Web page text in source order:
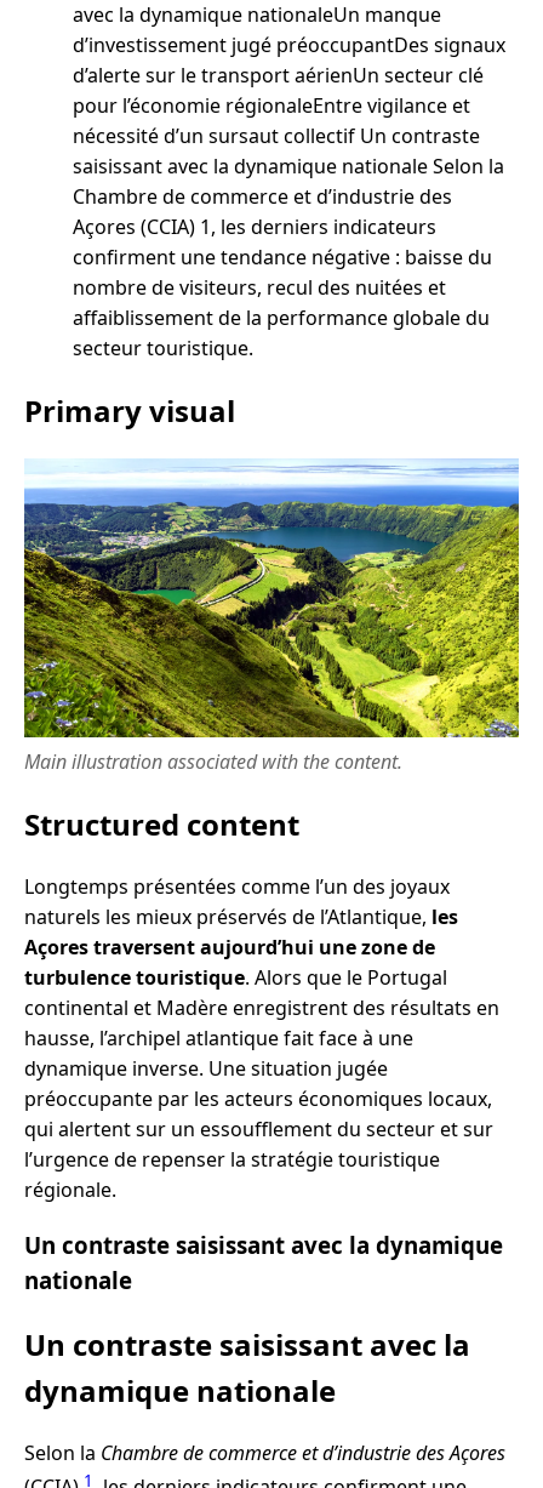
avec la dynamique nationaleUn manque
d’investissement jugé préoccupantDes signaux
d’alerte sur le transport aérienUn secteur clé
pour l’économie régionaleEntre vigilance et
nécessité d’un sursaut collectif Un contraste
saisissant avec la dynamique nationale Selon la
Chambre de commerce et d’industrie des
Açores (CCIA) 1, les derniers indicateurs
confirment une tendance négative : baisse du
nombre de visiteurs, recul des nuitées et
affaiblissement de la performance globale du
secteur touristique.
Primary visual
Main illustration associated with the content.
Structured content
Longtemps présentées comme l’un des joyaux
naturels les mieux préservés de l’Atlantique, les
Açores traversent aujourd’hui une zone de
turbulence touristique. Alors que le Portugal
continental et Madère enregistrent des résultats en
hausse, l’archipel atlantique fait face à une
dynamique inverse. Une situation jugée
préoccupante par les acteurs économiques locaux,
qui alertent sur un essoufflement du secteur et sur
l’urgence de repenser la stratégie touristique
régionale.
Un contraste saisissant avec la dynamique
nationale
Un contraste saisissant avec la
dynamique nationale
Selon la Chambre de commerce et d’industrie des Açores
1